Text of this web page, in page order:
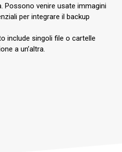
Possono venire usate immagini
per integrare il backup
include singoli file o cartelle
a un’altra.